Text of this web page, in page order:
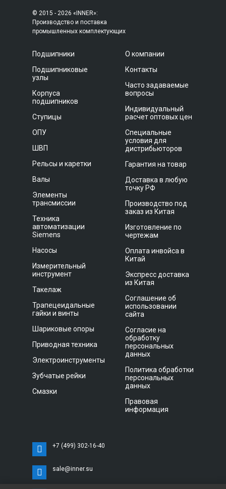
© 2015 - 2026 «INNER»:
Производство и поставка
промышленных комплектующих
Подшипники
Подшипниковые
узлы
Корпуса
подшипников
Ступицы
ОПУ
ШВП
Рельсы и каретки
Валы
Элементы
трансмиссии
Техника
автоматизации
Siemens
Насосы
Измерительный
инструмент
Такелаж
Трапецеидальные
гайки и винты
Шариковые опоры
Приводная техника
Электроинструменты
Зубчатые рейки
Смазки
О компании
Контакты
Часто задаваемые
вопросы
Индивидуальный
расчет оптовых цен
Специальные
условия для
дистрибьюторов
Гарантия на товар
Доставка в любую
точку РФ
Производство под
заказ из Китая
Изготовление по
чертежам
Оплата инвойса в
Китай
Экспресс доставка
из Китая
Соглашение об
использовании
сайта
Согласие на
обработку
персональных
данных
Политика обработки
персональных
данных
Правовая
информация
+7 (499) 302-16-40
sale@inner.su